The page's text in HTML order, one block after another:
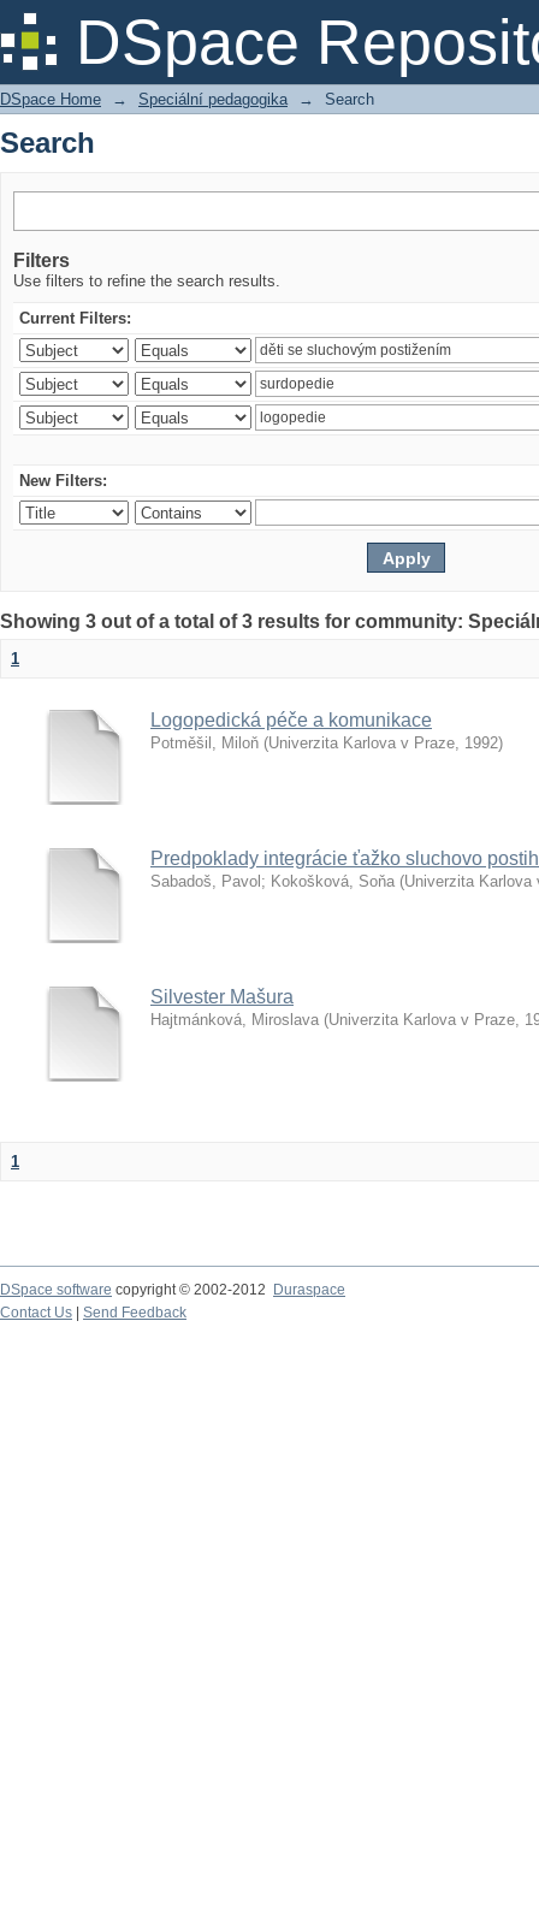
DSpace
Search
DSpace Home → Speciální pedagogika → Search
Search
Filters
Use filters to refine the search results.
Current Filters:
New Filters:
Showing 3 out of a total of 3 results for community:
1
Logopedická péče a komunikace
Potměšil, Miloň (Univerzita Karlova v Praze, 1992)
Predpoklady integrácie ťažko sluchovo
Sabadoš, Pavol ; Kokošková, Soňa (Univerzita Karlova
Silvester Mašura
Hajtmánková, Miroslava (Univerzita Karlova v Praze,
1
DSpace software copyright © 2002-2012
Duraspace
Contact Us
Send Feedback